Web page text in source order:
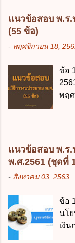
แนวข้อสอบ พ.ร.
(55 ข้อ)
- พฤศจิกายน 18,
ข้อ
พฤ
พฤ
พฤ
บัญ
ยก
กา
วิธี
พ.ศ
ถูก
แนวข้อสอบ พ.ร.
พ.ศ.2561 (ชุดที่
- สิงหาคม 03, 2563
ข้อ
นโ
เงิ